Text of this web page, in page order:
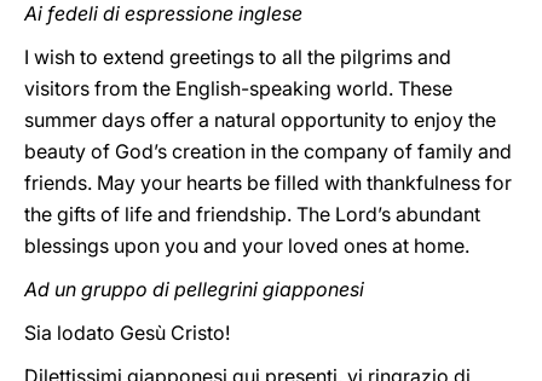
Ai fedeli di espressione inglese
I wish to extend greetings to all the pilgrims and
visitors from the English-speaking world. These
summer days offer a natural opportunity to enjoy the
beauty of God’s creation in the company of family and
friends. May your hearts be filled with thankfulness for
the gifts of life and friendship. The Lord’s abundant
blessings upon you and your loved ones at home.
Ad un gruppo di pellegrini giapponesi
Sia lodato Gesù Cristo!
Dilettissimi giapponesi qui presenti, vi ringrazio di